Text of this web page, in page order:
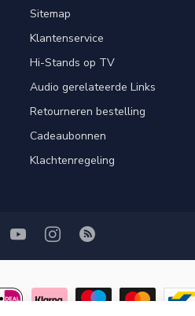
Sitemap
Klantenservice
Hi-Stands op TV
Audio gerelateerde Links
Retourneren bestelling
Cadeaubonnen
Klachtenregeling